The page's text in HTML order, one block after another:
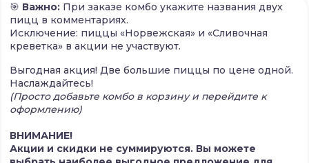
🎯 Важно: При заказе комбо укажите названия двух
пицц в комментариях.
Исключение: пиццы «Норвежская» и «Сливочная
креветка» в акции не участвуют.
Выгодная акция! Две большие пиццы по цене одной.
Наслаждайтесь!
(Просто добавьте комбо в корзину и перейдите к
оформлению)
ВНИМАНИЕ!
Акции и скидки не суммируются. Вы можете